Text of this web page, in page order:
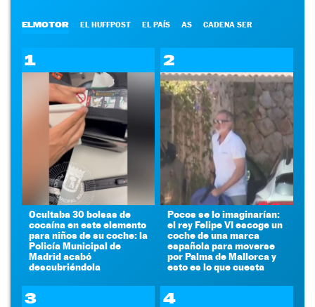
ELMOTOR EL HUFFPOST EL PAÍS AS CADENA SER
1
Ocultaba 30 bolsas de
cocaína en este elemento
para niños de su coche: la
Policía Municipal de
Madrid acabó
descubriéndola
2
Pocos se lo imaginarían:
el rey Felipe VI escoge un
coche de una marca
española para moverse
por Palma de Mallorca y
esto es lo que cuesta
3 4